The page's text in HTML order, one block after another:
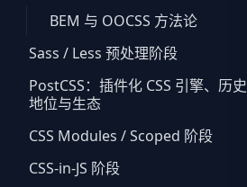
BEM 与 OOCSS 方法论
Sass / Less 预处理阶段
PostCSS：插件化 CSS 引擎、历史
地位与生态
CSS Modules / Scoped 阶段
CSS-in-JS 阶段